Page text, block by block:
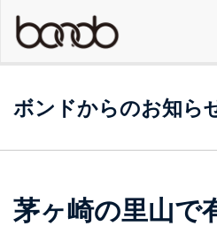
ボンドからのお知ら
茅ヶ崎の里山で